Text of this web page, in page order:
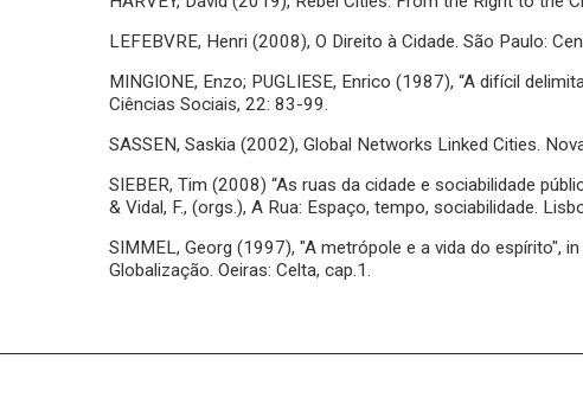
LEFEBVRE, Henri (2008), O Direito à Cidade. São Paulo:
MINGIONE, Enzo; PUGLIESE, Enrico (1987), “A difícil
Ciências Sociais, 22: 83-99.
SASSEN, Saskia (2002), Global Networks Linked Cities.
SIEBER, Tim (2008) “As ruas da cidade e sociabilidade
& Vidal, F., (orgs.), A Rua: Espaço, tempo, sociabilidade.
SIMMEL, Georg (1997), "A metrópole e a vida do espírito",
Globalização. Oeiras: Celta, cap.1.